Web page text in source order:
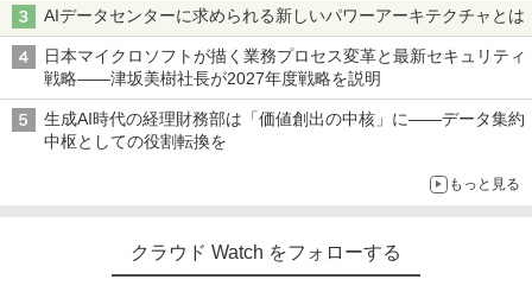
AIデータセンターに求められる新しいパワーアーキテクチャとは
日本マイクロソフトが描く業務プロセス変革と最新セキュリティ
戦略――津坂美樹社長が2027年度戦略を説明
生成AI時代の経理財務部は「価値創出の中核」に――データ集約
中枢としての役割転換を
もっと見る
クラウド Watch をフォローする